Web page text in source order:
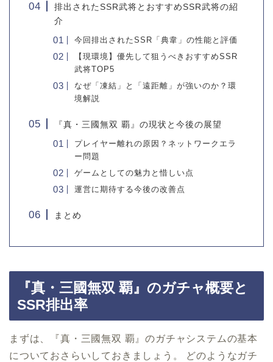
排出されたSSR武将とおすすめSSR武将の紹
介
今回排出されたSSR「典韋」の性能と評価
【現環境】優先して狙うべきおすすめSSR
武将TOP5
なぜ「凍結」と「遠距離」が強いのか？環
境解説
『真・三國無双 覇』の現状と今後の展望
プレイヤー離れの原因？ネットワークエラ
ー問題
ゲームとしての魅力と惜しい点
運営に期待する今後の改善点
まとめ
『真・三國無双 覇』のガチャ概要と
SSR排出率
まずは、『真・三國無双 覇』のガチャシステムの基本
についておさらいしておきましょう。 どのようなガチ